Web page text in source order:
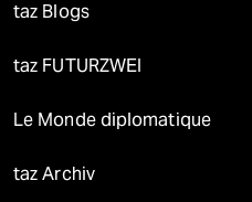
taz Blogs
taz FUTURZWEI
Le Monde diplomatique
taz Archiv